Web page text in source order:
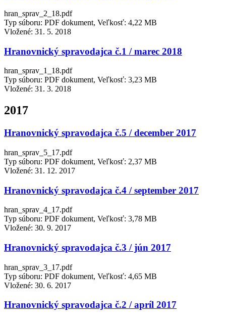
hran_sprav_2_18.pdf
Typ súboru: PDF dokument, Veľkosť: 4,22 MB
Vložené: 31. 5. 2018
Hranovnický spravodajca č.1 / marec 2018
hran_sprav_1_18.pdf
Typ súboru: PDF dokument, Veľkosť: 3,23 MB
Vložené: 31. 3. 2018
2017
Hranovnický spravodajca č.5 / december 2017
hran_sprav_5_17.pdf
Typ súboru: PDF dokument, Veľkosť: 2,37 MB
Vložené: 31. 12. 2017
Hranovnický spravodajca č.4 / september 2017
hran_sprav_4_17.pdf
Typ súboru: PDF dokument, Veľkosť: 3,78 MB
Vložené: 30. 9. 2017
Hranovnický spravodajca č.3 / jún 2017
hran_sprav_3_17.pdf
Typ súboru: PDF dokument, Veľkosť: 4,65 MB
Vložené: 30. 6. 2017
Hranovnický spravodajca č.2 / apríl 2017